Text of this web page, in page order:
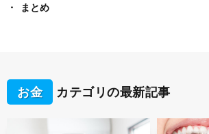
まとめ
お金 カテゴリの最新記事